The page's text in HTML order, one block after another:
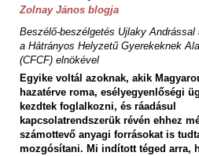
Zolnay János blogja
Beszélő-beszélgetés Ujlaky
a Hátrányos Helyzetű Gyerekeknek
(CFCF) elnökével
Egyike voltál azoknak, akik
hazatérve roma, esélyegyenlőségi
kezdtek foglalkozni, és ráadásul
kapcsolatrendszerük révén ehhez
számottevő anyagi forrásokat is
mozgósítani. Mi indított téged arra,